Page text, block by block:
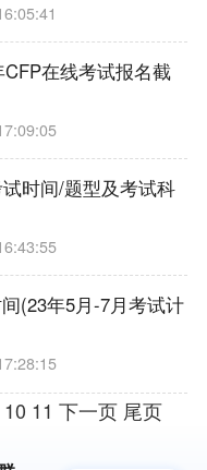
在线考试报名截
时间/题型及考试科
(23年5月-7月考试计
10 11 下一页 尾页